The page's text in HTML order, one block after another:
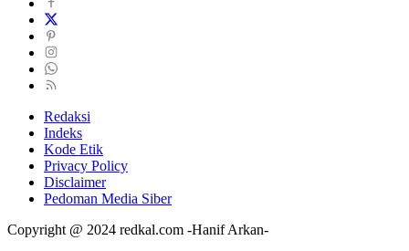
Redaksi
Indeks
Kode Etik
Privacy Policy
Disclaimer
Pedoman Media Siber
Copyright @ 2024 redkal.com -Hanif Arkan-